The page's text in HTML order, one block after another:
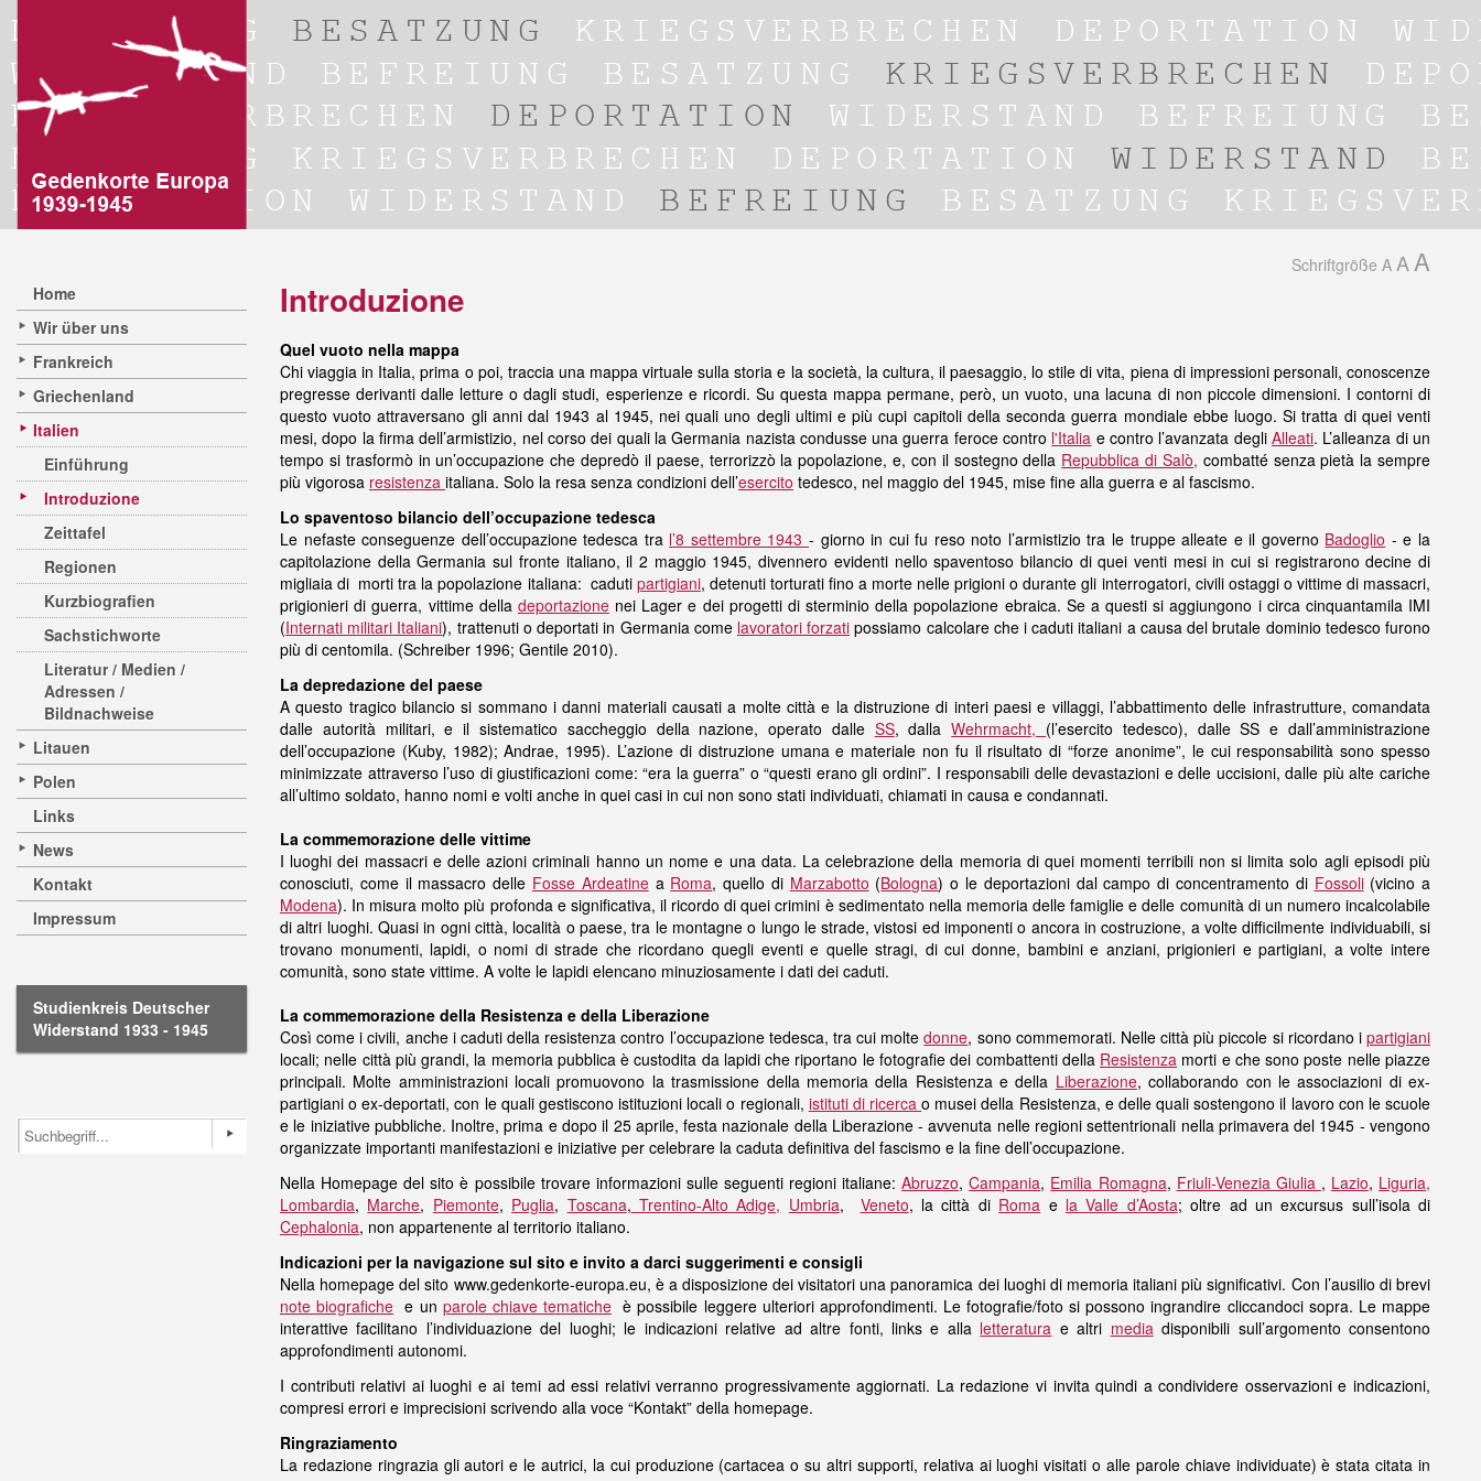
Home
Wir über uns
Frankreich
Griechenland
Italien
Einführung
Introduzione
Zeittafel
Regionen
Kurzbiografien
Sachstichworte
Literatur / Medien /
Adressen /
Bildnachweise
Litauen
Polen
Links
News
Kontakt
Impressum
Studienkreis Deutscher
Widerstand 1933 - 1945
Schriftgröße A A A
Introduzione
Quel vuoto nella mappa
Chi viaggia in Italia, prima o poi, traccia una mappa virtuale sulla storia e la società, la cultura, il paesaggio, lo stile di vita, piena di impressioni personali, conoscenze
pregresse derivanti dalle letture o dagli studi, esperienze e ricordi. Su questa mappa permane, però, un vuoto, una lacuna di non piccole dimensioni. I contorni di
questo vuoto attraversano gli anni dal 1943 al 1945, nei quali uno degli ultimi e più cupi capitoli della seconda guerra mondiale ebbe luogo. Si tratta di quei venti
mesi, dopo la firma dell’armistizio, nel corso dei quali la Germania nazista condusse una guerra feroce contro l'Italia e contro l’avanzata degliAlleati. L’alleanza di un
tempo si trasformò in un’occupazione che depredò il paese, terrorizzò la popolazione, e, con il sostegno della Repubblica di Salò, combatté senza pietà la sempre
più vigorosa resistenza italiana. Solo la resa senza condizioni dell’esercito tedesco, nel maggio del 1945, mise fine alla guerra e al fascismo.
Lo spaventoso bilancio dell’occupazione tedesca
Le nefaste conseguenze dell’occupazione tedesca tra l’8 settembre 1943- giorno in cui fu reso noto l’armistizio tra le truppe alleate e il governo Badoglio - e la
capitolazione della Germania sul fronte italiano, il 2 maggio 1945, divennero evidenti nello spaventoso bilancio di quei venti mesi in cui si registrarono decine di
migliaia di morti tra la popolazione italiana: caduti partigiani, detenuti torturati fino a morte nelle prigioni o durante gli interrogatori, civili ostaggi o vittime di massacri,
prigionieri di guerra, vittime della deportazionenei Lager e dei progetti di sterminio della popolazione ebraica. Se a questi si aggiungono i circa cinquantamila IMI
(Internati militari Italiani), trattenuti o deportati in Germania come lavoratori forzati possiamo calcolare che i caduti italiani a causa del brutale dominio tedesco furono
più di centomila. (Schreiber 1996; Gentile 2010).
La depredazione del paese
A questo tragico bilancio si sommano i danni materiali causati a molte città e la distruzione di interi paesi e villaggi, l’abbattimento delle infrastrutture, comandata
dalle autorità militari, e il sistematico saccheggio della nazione, operato dalle SS, dallaWehrmacht, (l’esercito tedesco), dalle SS e dall’amministrazione
dell’occupazione (Kuby, 1982); Andrae, 1995). L’azione di distruzione umana e materiale non fu il risultato di “forze anonime”, le cui responsabilità sono spesso
minimizzate attraverso l’uso di giustificazioni come: “era la guerra” o “questi erano gli ordini”. I responsabili delle devastazioni e delle uccisioni, dalle più alte cariche
all’ultimo soldato, hanno nomi e volti anche in quei casi in cui non sono stati individuati, chiamati in causa e condannati.
La commemorazione delle vittime
I luoghi dei massacri e delle azioni criminali hanno un nome e una data. La celebrazione della memoria di quei momenti terribili non si limita solo agli episodi più
conosciuti, come il massacro delle Fosse Ardeatinea Roma, quello di Marzabotto (Bologna) o le deportazioni dal campo di concentramento di Fossoli(vicino a
Modena). In misura molto più profonda e significativa, il ricordo di quei crimini è sedimentato nella memoria delle famiglie e delle comunità di un numero incalcolabile
di altri luoghi. Quasi in ogni città, località o paese, tra le montagne o lungo le strade, vistosi ed imponenti o ancora in costruzione, a volte difficilmente individuabili, si
trovano monumenti, lapidi, o nomi di strade che ricordano quegli eventi e quelle stragi, di cui donne, bambini e anziani, prigionieri e partigiani, a volte intere
comunità, sono state vittime. A volte le lapidi elencano minuziosamente i dati dei caduti.
La commemorazione della Resistenza e della Liberazione
Così come i civili, anche i caduti della resistenza contro l’occupazione tedesca, tra cui moltedonne, sono commemorati. Nelle città più piccole si ricordano ipartigiani
locali; nelle città più grandi, la memoria pubblica è custodita da lapidi che riportano le fotografie dei combattenti della Resistenza morti e che sono poste nelle piazze
principali. Molte amministrazioni locali promuovono la trasmissione della memoria della Resistenza e della Liberazione, collaborando con le associazioni di ex-
partigiani o ex-deportati, con le quali gestiscono istituzioni locali o regionali, istituti di ricercao musei della Resistenza, e delle quali sostengono il lavoro con le scuole
e le iniziative pubbliche. Inoltre, prima e dopo il 25 aprile, festa nazionale della Liberazione - avvenuta nelle regioni settentrionali nella primavera del 1945 - vengono
organizzate importanti manifestazioni e iniziative per celebrare la caduta definitiva del fascismo e la fine dell’occupazione.
Nella Homepage del sito è possibile trovare informazioni sulle seguenti regioni italiane:Abruzzo,Campania, Emilia Romagna, Friuli-Venezia Giulia , Lazio, Liguria,
Lombardia, Marche, Piemonte, Puglia, Toscana, Trentino-Alto Adige, Umbria, Veneto, la città di Roma e la Valle d’Aosta; oltre ad un excursus sull’isola di
Cephalonia, non appartenente al territorio italiano.
Indicazioni per la navigazione sul sito e invito a darci suggerimenti e consigli
Nella homepage del sito www.gedenkorte-europa.eu, è a disposizione dei visitatori una panoramica dei luoghi di memoria italiani più significativi. Con l’ausilio di brevi
note biografiche e un parole chiave tematicheè possibile leggere ulteriori approfondimenti. Le fotografie/foto si possono ingrandire cliccandoci sopra. Le mappe
interattive facilitano l’individuazione del luoghi; le indicazioni relative ad altre fonti, links e alla letteratura e altri mediadisponibili sull’argomento consentono
approfondimenti autonomi.
I contributi relativi ai luoghi e ai temi ad essi relativi verranno progressivamente aggiornati. La redazione vi invita quindi a condividere osservazioni e indicazioni,
compresi errori e imprecisioni scrivendo alla voce “Kontakt” della homepage.
Ringraziamento
La redazione ringrazia gli autori e le autrici, la cui produzione (cartacea o su altri supporti, relativa ai luoghi visitati o alle parole chiave individuate) è stata citata in